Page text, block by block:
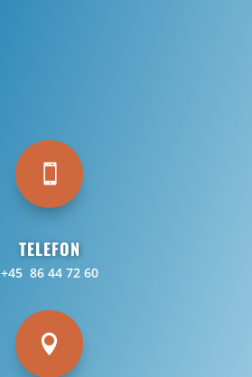

TELEFON
+45 86 44 72 60
